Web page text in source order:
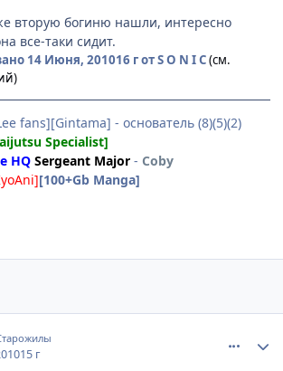
вторую богиню нашли, интересно
все-таки сидит.
14 Июня, 201016 гот S O N I C(см.
fans][Gintama] - основатель (8)(5)(2)
Specialist]
HQ Sergeant Major - Coby
[100+Gb Manga]
15 г